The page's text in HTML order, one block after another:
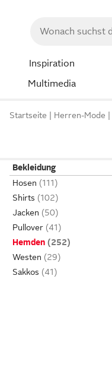
Inspiration
Multimedia
Startseite Herren-Mode
Bekleidung
Hosen
Shirts
Jacken
Pullover
Hemden
Westen
Sakkos